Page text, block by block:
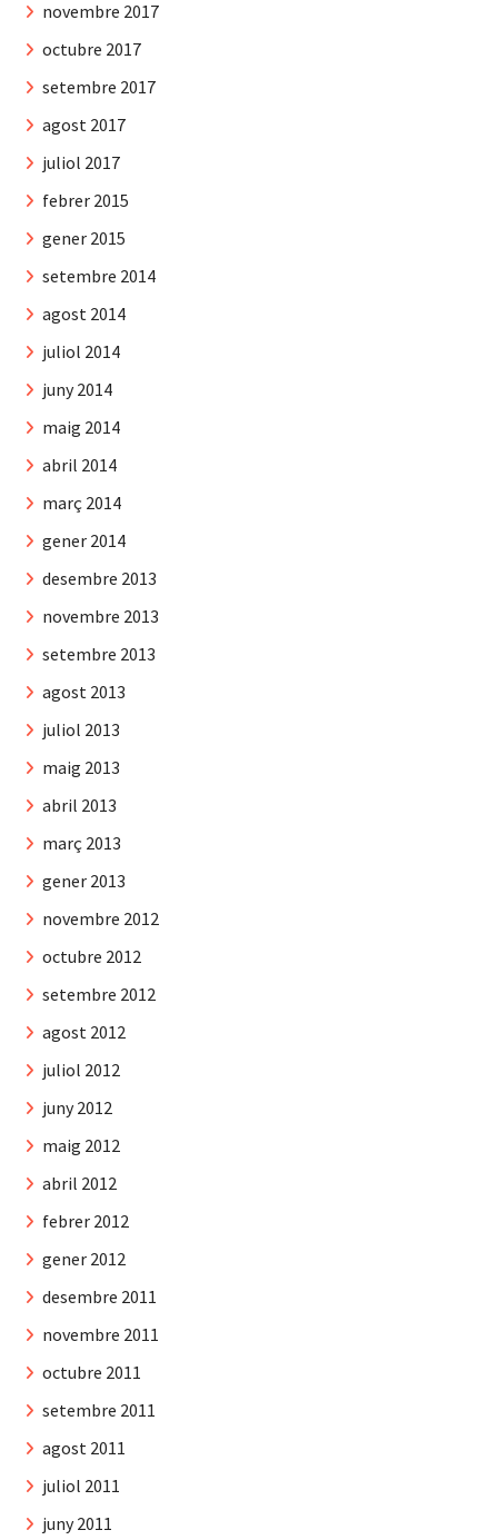
novembre 2017
octubre 2017
setembre 2017
agost 2017
juliol 2017
febrer 2015
gener 2015
setembre 2014
agost 2014
juliol 2014
juny 2014
maig 2014
abril 2014
març 2014
gener 2014
desembre 2013
novembre 2013
setembre 2013
agost 2013
juliol 2013
maig 2013
abril 2013
març 2013
gener 2013
novembre 2012
octubre 2012
setembre 2012
agost 2012
juliol 2012
juny 2012
maig 2012
abril 2012
febrer 2012
gener 2012
desembre 2011
novembre 2011
octubre 2011
setembre 2011
agost 2011
juliol 2011
juny 2011